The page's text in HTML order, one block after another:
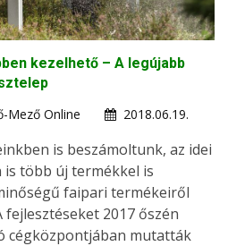
kezelhető – A legújabb
Mező Online
2018.06.19.
is beszámoltunk, az idei
több új termékkel is
faipari termékeiről
fejlesztéseket 2017 őszén
cégközpontjában mutatták